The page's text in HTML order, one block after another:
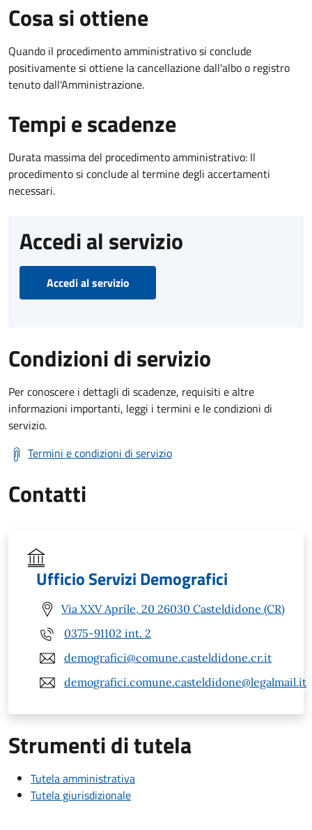
Cosa si ottiene
Quando il procedimento amministrativo si conclude
positivamente si ottiene la cancellazione dall'albo o registro
tenuto dall'Amministrazione.
Tempi e scadenze
Durata massima del procedimento amministrativo: Il
procedimento si conclude al termine degli accertamenti
necessari.
Accedi al servizio
Accedi al servizio
Condizioni di servizio
Per conoscere i dettagli di scadenze, requisiti e altre
informazioni importanti, leggi i termini e le condizioni di
servizio.
Termini e condizioni di servizio
Contatti
Ufficio Servizi Demografici
Via XXV Aprile, 20 26030 Casteldidone (CR)
0375-91102 int. 2
demografici@comune.casteldidone.cr.it
demografici.comune.casteldidone@legalmail.it
Strumenti di tutela
Tutela amministrativa
Tutela giurisdizionale